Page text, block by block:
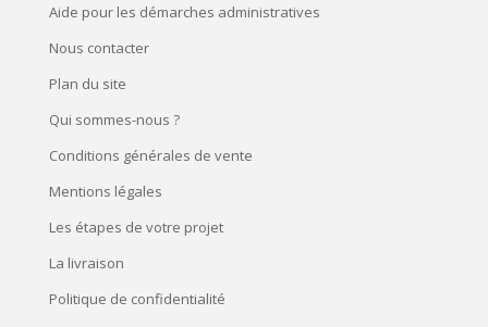
Aide pour les démarches administratives
Nous contacter
Plan du site
Qui sommes-nous ?
Conditions générales de vente
Mentions légales
Les étapes de votre projet
La livraison
Politique de confidentialité